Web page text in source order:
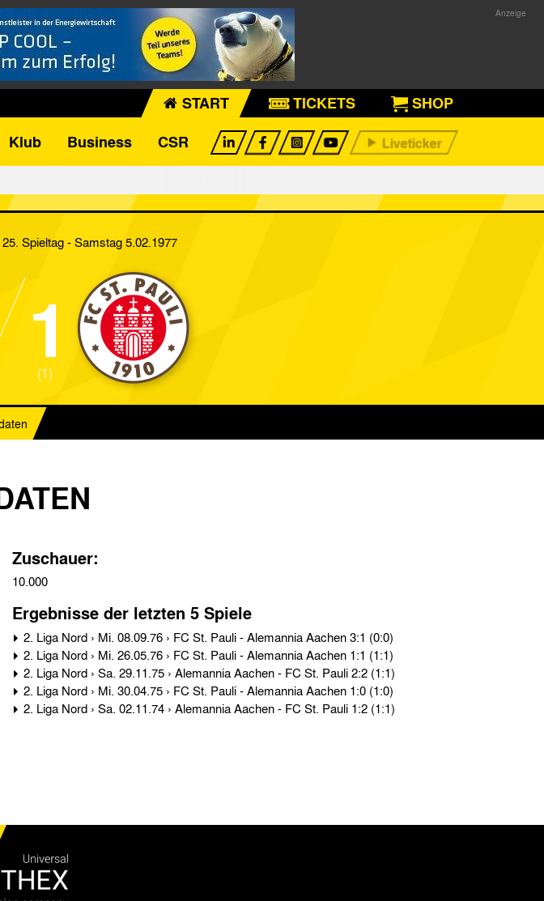
START TICKETS
SHOP
Klub Business CSR
Spieltag- Samstag 5.02.1977
1
(1)
Zuschauer:
10.000
Ergebnisse der letzten 5 Spiele
2. Liga Nord › Mi. 08.09.76 › FC St. Pauli - Alemannia Aachen 3:1 (0:0)
2. Liga Nord › Mi. 26.05.76 › FC St. Pauli - Alemannia Aachen 1:1 (1:1)
2. Liga Nord › Sa. 29.11.75 › Alemannia Aachen - FC St. Pauli 2:2 (1:1)
2. Liga Nord › Mi. 30.04.75 › FC St. Pauli - Alemannia Aachen 1:0 (1:0)
2. Liga Nord › Sa. 02.11.74 › Alemannia Aachen - FC St. Pauli 1:2 (1:1)